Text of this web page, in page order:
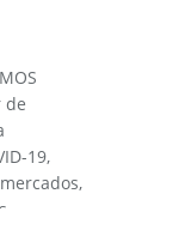
de
19,